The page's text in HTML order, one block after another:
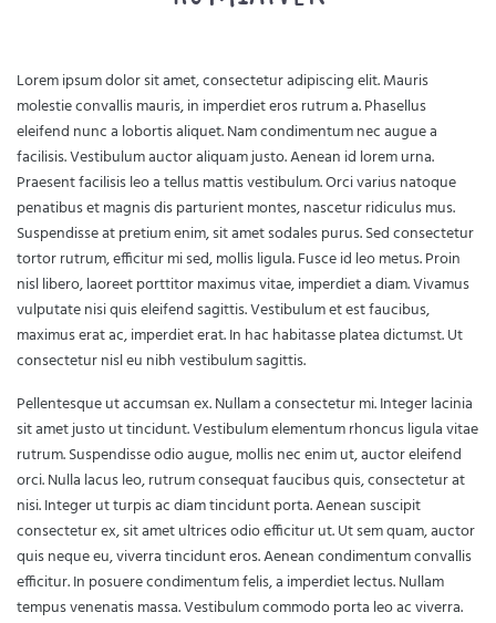
Lorem ipsum dolor sit amet, consectetur adipiscing elit. Mauris
molestie convallis mauris, in imperdiet eros rutrum a. Phasellus
eleifend nunc a lobortis aliquet. Nam condimentum nec augue a
facilisis. Vestibulum auctor aliquam justo. Aenean id lorem urna.
Praesent facilisis leo a tellus mattis vestibulum. Orci varius natoque
penatibus et magnis dis parturient montes, nascetur ridiculus mus.
Suspendisse at pretium enim, sit amet sodales purus. Sed consectetur
tortor rutrum, efficitur mi sed, mollis ligula. Fusce id leo metus. Proin
nisl libero, laoreet porttitor maximus vitae, imperdiet a diam. Vivamus
vulputate nisi quis eleifend sagittis. Vestibulum et est faucibus,
maximus erat ac, imperdiet erat. In hac habitasse platea dictumst. Ut
consectetur nisl eu nibh vestibulum sagittis.
Pellentesque ut accumsan ex. Nullam a consectetur mi. Integer lacinia
sit amet justo ut tincidunt. Vestibulum elementum rhoncus ligula vitae
rutrum. Suspendisse odio augue, mollis nec enim ut, auctor eleifend
orci. Nulla lacus leo, rutrum consequat faucibus quis, consectetur at
nisi. Integer ut turpis ac diam tincidunt porta. Aenean suscipit
consectetur ex, sit amet ultrices odio efficitur ut. Ut sem quam, auctor
quis neque eu, viverra tincidunt eros. Aenean condimentum convallis
efficitur. In posuere condimentum felis, a imperdiet lectus. Nullam
tempus venenatis massa. Vestibulum commodo porta leo ac viverra.